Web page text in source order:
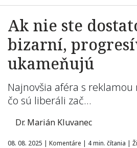
Ak nie ste
bizarní,
ukameňujú
Najnovšia aféra s reklamou
čo sú liberáli zač…
Dr. Marián Kluvanec
08. 08. 2025 | Komentáre | 4 min. čítania |